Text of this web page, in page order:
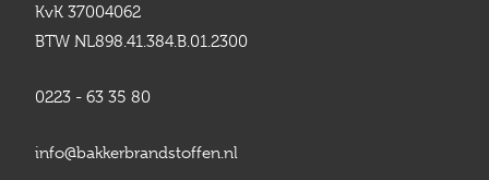
KvK 37004062
BTW NL898.41.384.B.01.2300
0223 - 63 35 80
info@bakkerbrandstoffen.nl